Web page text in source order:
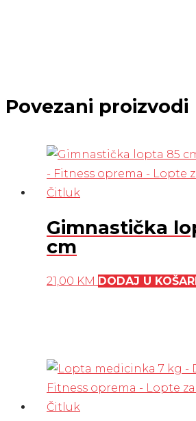
Povezani proizvodi
Gimnastička
cm
21,00 KM DODAJ U